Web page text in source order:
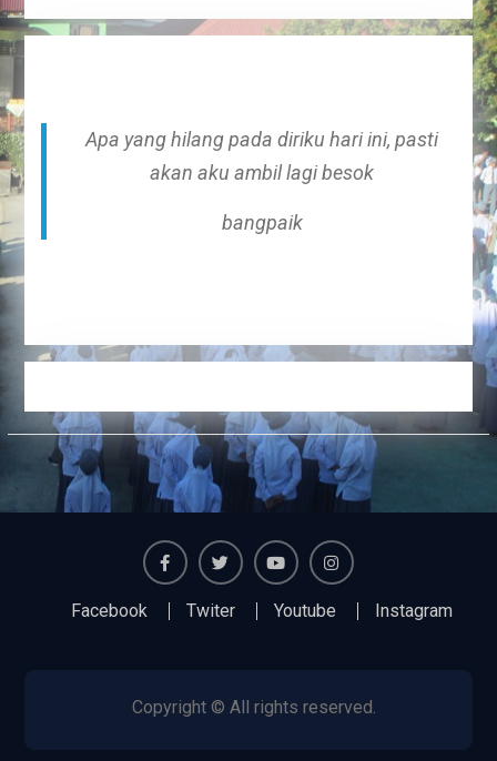
Apa yang hilang pada diriku hari ini, pasti
akan aku ambil lagi besok
bangpaik
FacebookTwiter Instagram
Facebook Twiter Youtube Instagram
Copyright © All rights reserved.